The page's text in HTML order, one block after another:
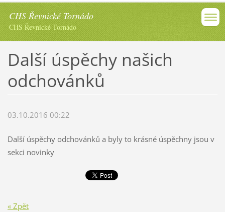
CHS Řevnické Tornádo
CHS Řevnické Tornádo
Další úspěchy našich
odchovánků
03.10.2016 00:22
Další úspěchy odchovánků a byly to krásné úspěchny jsou v
sekci novinky
« Zpět